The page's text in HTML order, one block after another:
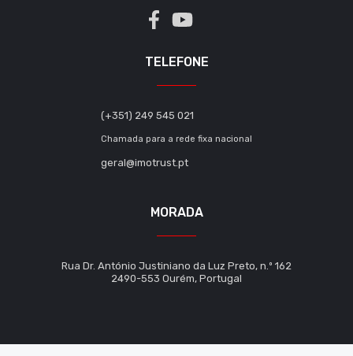
TELEFONE
(+351) 249 545 021
Chamada para a rede fixa nacional
geral@imotrust.pt
MORADA
Rua Dr. António Justiniano da Luz Preto, n.º 162
2490-553 Ourém, Portugal